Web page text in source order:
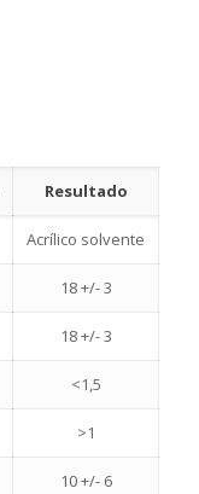
Resultado
Acrílico solvente
18 +/- 3
18 +/- 3
<1,5
>1
10 +/- 6